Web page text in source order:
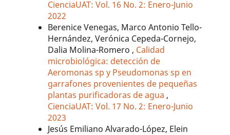
CienciaUAT: Vol. 16 No. 2: Enero-Junio
2022
Berenice Venegas, Marco Antonio Tello-
Hernández, Verónica Cepeda-Cornejo,
Dalia Molina-Romero , Calidad
microbiológica: detección de
Aeromonas sp y Pseudomonas sp en
garrafones provenientes de pequeñas
plantas purificadoras de agua ,
CienciaUAT: Vol. 17 No. 2: Enero-Junio
2023
Jesús Emiliano Alvarado-López, Elein